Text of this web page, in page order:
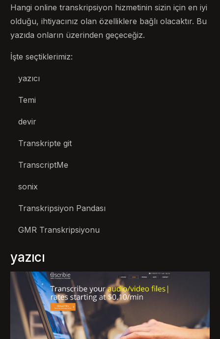
Hangi online transkripsiyon hizmetinin sizin için en iyi
olduğu, ihtiyacınız olan özelliklere bağlı olacaktır. Bu
yazıda onların üzerinden geçeceğiz.
İşte seçtiklerimiz:
yazıcı
Temi
devir
Transkripte git
TranscriptMe
sonix
Transkripsiyon Pandası
GMR Transkripsiyonu
yazıcı